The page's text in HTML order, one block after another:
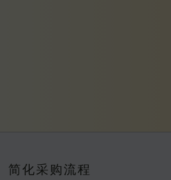
简化采购流程